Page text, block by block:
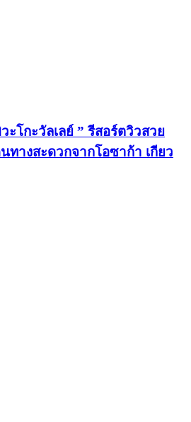
โกะวัลเลย์ ” รีสอร์ตวิวสวย
ทางสะดวกจากโอซาก้า เกียว